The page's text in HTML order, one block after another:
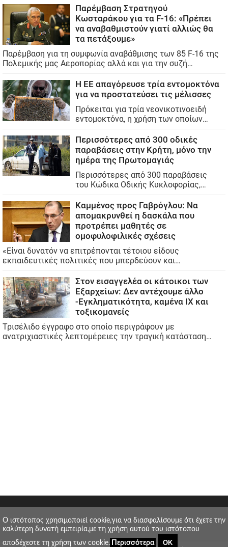
O ιστότοπος χρησιμοποιεί cookie,για να διασφαλίσουμε ότι έχετε την
καλύτερη δυνατή εμπειρία,με τη χρήση αυτού του ιστότοπου
αποδέχεστε τη χρήση των cookie.
Περισσότερα ΟΚ